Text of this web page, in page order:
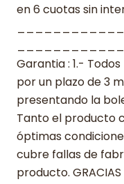
en 6 cuotas sin
Garantia : 1.-
por un plazo de 3
presentando la
Tanto el producto
óptimas
cubre fallas de
producto. GRACIAS